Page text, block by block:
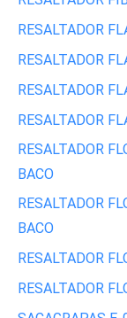
RESALTADOR
RESALTADOR
RESALTADOR
RESALTADOR
RESALTADOR
BACO
RESALTADOR
BACO
RESALTADOR
RESALTADOR